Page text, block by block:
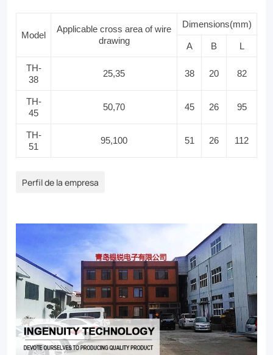
Model
Applicable cross area of wire
drawing
Dimensions(mm)
A B L
TH-
38
25,35 38 20 82
TH-
45
50,70 45 26 95
TH-
51
95,100 51 26 112
Perfil de la empresa